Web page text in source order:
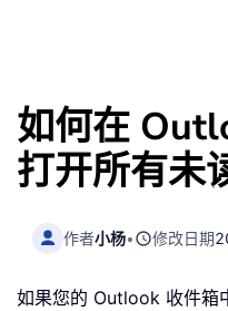
如何在
打开所有未
作者小杨• 修改日期
如果您的 Outlook 收件箱